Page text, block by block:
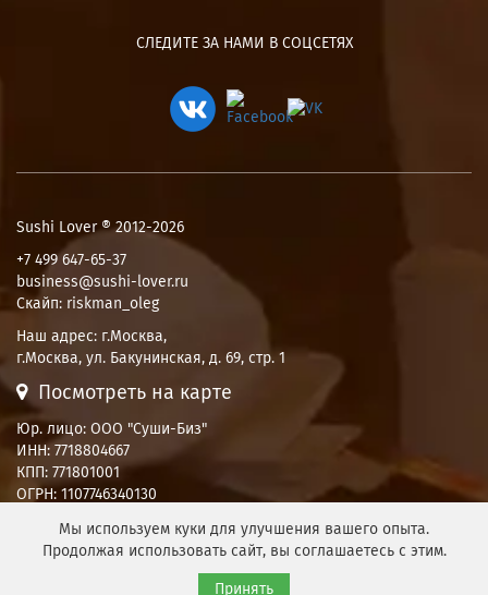
СЛЕДИТЕ ЗА НАМИ В СОЦСЕТЯХ
Sushi Lover ® 2012-2026
+7 499 647-65-37
business@sushi-lover.ru
Скайп: riskman_oleg
Наш адрес: г.Москва,
г.Москва, ул. Бакунинская, д. 69, стр. 1
Посмотреть на карте
Юр. лицо: ООО "Суши-Биз"
ИНН: 7718804667
КПП: 771801001
ОГРН: 1107746340130
Политика конфиденциальности
Согласие на обработку персональных данных
Мы используем куки для улучшения вашего опыта.
Продолжая использовать сайт, вы соглашаетесь с этим.
Принять